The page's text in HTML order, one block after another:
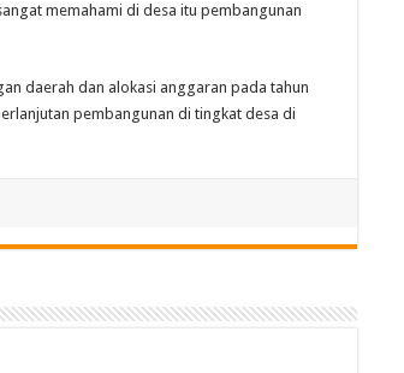
memahami di desa itu pembangunan
daerah dan alokasi anggaran pada tahun
pembangunan di tingkat desa di